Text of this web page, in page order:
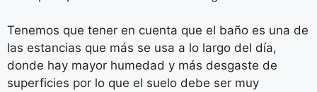
Tenemos que tener en cuenta que el baño es una de
las estancias que más se usa a lo largo del día,
donde hay mayor humedad y más desgaste de
superficies por lo que el suelo debe ser muy